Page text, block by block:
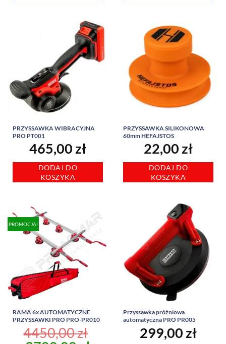
PRZYSSAWKA WIBRACYJNA
PRO PT001
465,00 zł
DODAJ DO
KOSZYKA
PRZYSSAWKA SILIKONOWA
60mm HEFAJSTOS
22,00 zł
DODAJ DO
KOSZYKA
PROMOCJA!
RAMA 6x AUTOMATYCZNE
PRZYSSAWKI PRO PRO-PR010
4450,00zł
Przyssawka próżniowa
automatyczna PRO PR005
299,00 zł